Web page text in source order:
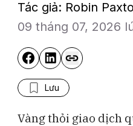
Tác giả: Robin
09 tháng 07, 2026
Lưu
Vàng thỏi giao dịch